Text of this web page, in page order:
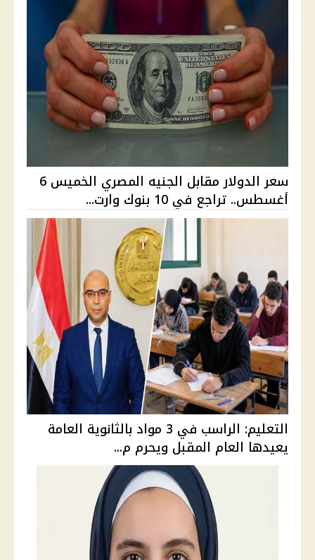
سعر الدولار مقابل الجنيه المصري الخميس 6
أغسطس.. تراجع في 10 بنوك وارت...
التعليم: الراسب في 3 مواد بالثانوية العامة
يعيدها العام المقبل ويحرم م...